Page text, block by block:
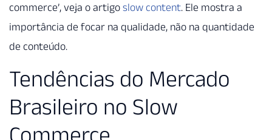
commerce’, veja o artigo slow content. Ele mostra a
importância de focar na qualidade, não na quantidade
de conteúdo.
Tendências do Mercado
Brasileiro no Slow
Commerce